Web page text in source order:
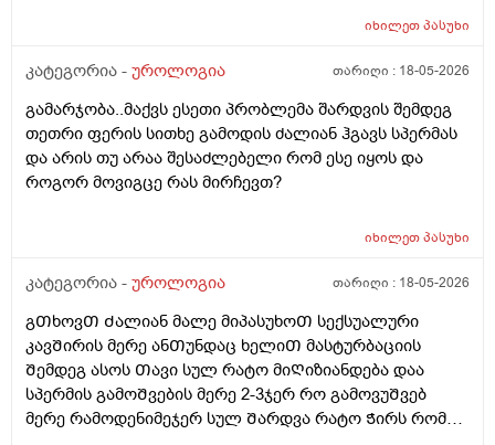
კონკრეტული ადგილი მტკიოდა. მერე ვისხავდი
რო ვᲨარდავდი Შარდი Შიგ რᲩებოდაა წვეᲗები
Ჩერდებოდა Შარდიმერე ᲗიᲗქოს გამიარაა არც
გამონაყრის ქავილი არ მქონდა არაფერი არაფეტი
აგარ მაწუხებდა ამტკივილმა და რაგაცებმა 2დᲦეᲨი
გაიარა მერე ისევ სხვასᲗან დავკავდი უბრალოდ
მიმასტურბირებდა განდონის გარეᲨე და გავაᲗავე მის
წერტილი გამიᲩნდა ერᲗი და ასოს Თავის კანის
გვერდზეც ორი წიᲗელი წერტილი ტკივილი არ
მტკიოდა ეგ რაგააცა დაარც მექავებოდა მარა ესე
ყველაფერი გაᲦიზიანება Თუა ესე ყოველი Თუნდაც
ვიᲦაც გიმასტურბირებს ანსექსი გაქვს ესე რატო
მემარᲗება ? ისე ᲩუᲩა ამდგარზე არ მეწევა და როცა
საᲨუალოდ დაბალზეა მაᲨინრომ ვიწევ და მიდგება
იხილეთპასუხი
კატეგორია - უროლოგია თარიღი : 18-05-2026
გამარჯობა..მაქვს ესეთი პრობლემა შარდვის შემდეგ
თეთრი ფერის სითხე გამოდის ძალიან ჰგავს სპერმას
და არის თუ არაა შესაძლებელი რომ ესე იყოს და
როგორ მოვიგცე რას მირჩევთ?
იხილეთპასუხი
კატეგორია - უროლოგია თარიღი : 18-05-2026
გᲗხოვᲗ Ძალიან მალე მიპასუხოᲗ სექსუალური
კავᲨირის მერე ანᲗუნდაც ხელიᲗ მასტურბაციის
Შემდეგ ასოს Თავი სულ რატო მიᲦიზიანდება დაა
სპერმის გამოᲨვების მერე 2-3ჯერ რო გამოვუᲨვებ
მერე რამოდენიმეჯერ სულ Შარდვა რატო Ჭირს რომ